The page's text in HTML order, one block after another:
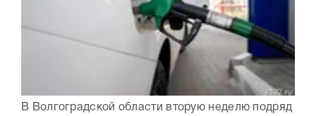
В Волгоградской области вторую неделю подряд